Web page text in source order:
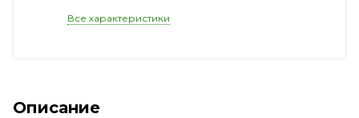
Все характеристики
Описание